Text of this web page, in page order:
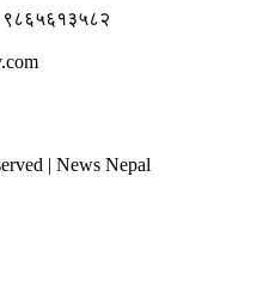
९८६५६१३५८२
| News Nepal